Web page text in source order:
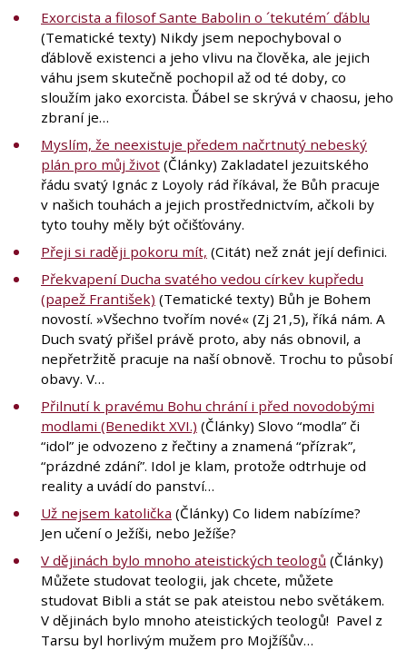
Exorcista a filosof Sante Babolin o ´tekutém´ ďáblu
(Tematické texty) Nikdy jsem nepochyboval o
ďáblově existenci a jeho vlivu na člověka, ale jejich
váhu jsem skutečně pochopil až od té doby, co
sloužím jako exorcista. Ďábel se skrývá v chaosu, jeho
zbraní je…
Myslím, že neexistuje předem načrtnutý nebeský
plán pro můj život (Články) Zakladatel jezuitského
řádu svatý Ignác z Loyoly rád říkával, že Bůh pracuje
v našich touhách a jejich prostřednictvím, ačkoli by
tyto touhy měly být očišťovány.
Přeji si raději pokoru mít, (Citát) než znát její definici.
Překvapení Ducha svatého vedou církev kupředu
(papež František) (Tematické texty) Bůh je Bohem
novostí. »Všechno tvořím nové« (Zj 21,5), říká nám. A
Duch svatý přišel právě proto, aby nás obnovil, a
nepřetržitě pracuje na naší obnově. Trochu to působí
obavy. V…
Přilnutí k pravému Bohu chrání i před novodobými
modlami (Benedikt XVI.) (Články) Slovo “modla” či
“idol” je odvozeno z řečtiny a znamená “přízrak”,
“prázdné zdání”. Idol je klam, protože odtrhuje od
reality a uvádí do panství…
Už nejsem katolička (Články) Co lidem nabízíme?
Jen učení o Ježíši, nebo Ježíše?
V dějinách bylo mnoho ateistických teologů (Články)
Můžete studovat teologii, jak chcete, můžete
studovat Bibli a stát se pak ateistou nebo světákem.
V dějinách bylo mnoho ateistických teologů! Pavel z
Tarsu byl horlivým mužem pro Mojžíšův…